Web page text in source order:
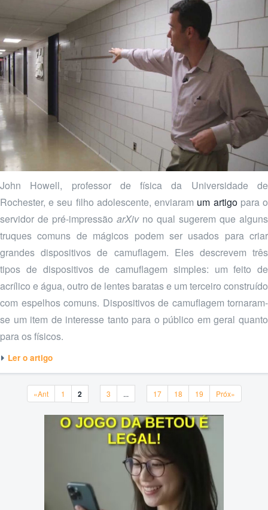
John Howell, professor de física da Universidade de
Rochester, e seu filho adolescente, enviaram um artigopara o
servidor de pré-impressão arXivno qual sugerem que alguns
truques comuns de mágicos podem ser usados para criar
grandes dispositivos de camuflagem. Eles descrevem três
tipos de dispositivos de camuflagem simples: um feito de
acrílico e água, outro de lentes baratas e um terceiro construído
com espelhos comuns. Dispositivos de camuflagem tornaram-
se um item de interesse tanto para o público em geral quanto
para os físicos.
Ler o artigo
«Ant«Ant1 2 33 ... 1717 1818 1919 Próx»Próx»